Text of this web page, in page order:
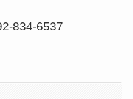
834-6537